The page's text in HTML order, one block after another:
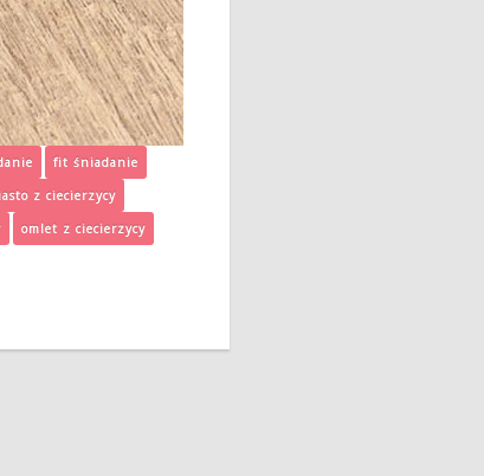
fit śniadanie
z ciecierzycy
omlet z ciecierzycy